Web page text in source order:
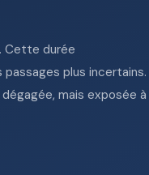
Cette durée
plus incertains.
mais exposée à